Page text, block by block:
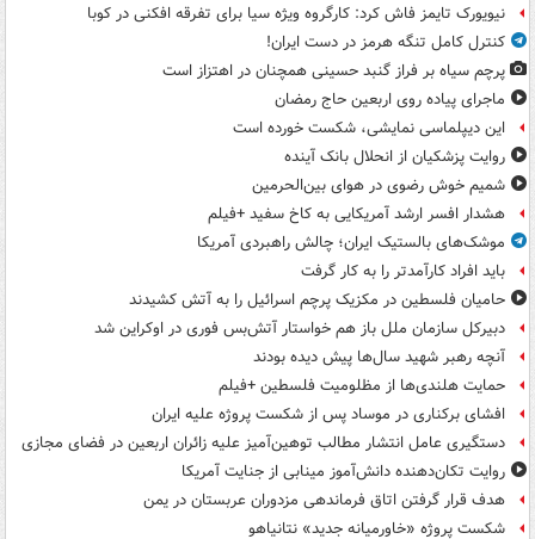
نیویورک تایمز فاش کرد: کارگروه ویژه سیا برای تفرقه افکنی در کوبا
کنترل کامل تنگه هرمز در دست ایران!
پرچم سیاه بر فراز گنبد حسینی همچنان در اهتزاز است
ماجرای پیاده روی اربعین حاج رمضان
این دیپلماسی نمایشی، شکست خورده است
روایت پزشکیان از انحلال بانک آینده
شمیم خوش رضوی در هوای بین‌الحرمین
هشدار افسر ارشد آمریکایی به کاخ سفید +فیلم
موشک‌های بالستیک ایران؛ چالش راهبردی آمریکا
باید افراد کارآمدتر را به کار گرفت
حامیان فلسطین در مکزیک پرچم اسرائیل را به آتش کشیدند
دبیرکل سازمان ملل باز هم خواستار آتش‌بس فوری در اوکراین شد
آنچه رهبر شهید سال‌ها پیش دیده بودند
حمایت هلندی‌ها از مظلومیت فلسطین +فیلم
افشای برکناری در موساد پس از شکست پروژه علیه ایران
دستگیری عامل انتشار مطالب توهین‌آمیز علیه زائران اربعین در فضای مجازی
روایت تکان‌دهنده دانش‌آموز مینابی از جنایت آمریکا
هدف قرار گرفتن اتاق‌ فرماندهی مزدوران عربستان در یمن
شکست پروژه «خاورمیانه جدید» نتانیاهو